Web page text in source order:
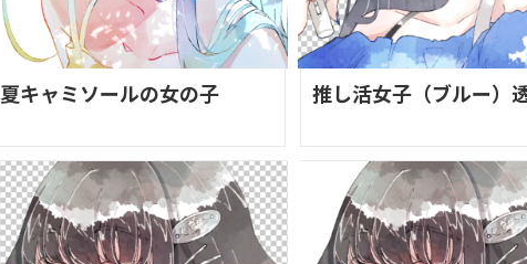
夏キャミソールの女の子 推し活女子（ブルー）